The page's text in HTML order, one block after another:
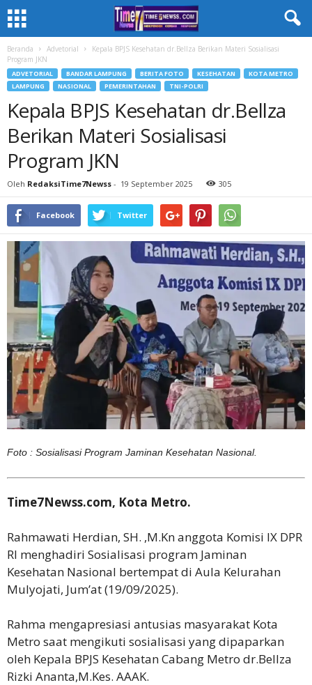
Beranda Advetorial
‎Kepala BPJS Kesehatan dr.Bellza Berikan Materi Sosialisasi
Program JKN
ADVETORIAL BANDAR LAMPUNG BERITA FOTO KESEHATAN
KOTA METRO
LAMPUNG
NASIONAL PEMERINTAHAN TNI-POLRI
‎Kepala BPJS Kesehatan dr.Bellza
Berikan Materi Sosialisasi
Program JKN
Oleh RedaksiTime7Newss - 19 September 2025 305
Facebook Twitter
‎Foto : Sosialisasi Program Jaminan Kesehatan Nasional.
‎Time7Newss.com, Kota Metro.
‎Rahmawati Herdian, SH. ,M.Kn anggota Komisi IX DPR
RI menghadiri Sosialisasi program Jaminan
Kesehatan Nasional bertempat di Aula Kelurahan
Mulyojati, Jum’at (19/09/2025).
‎Rahma mengapresiasi antusias masyarakat Kota
Metro saat mengikuti sosialisasi yang dipaparkan
oleh Kepala BPJS Kesehatan Cabang Metro dr.Bellza
Rizki Ananta,M.Kes. AAAK.